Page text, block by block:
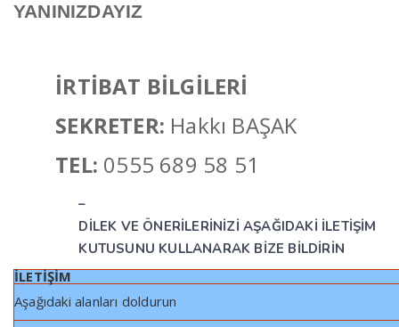
YANINIZDAYIZ
İRTİBAT BİLGİLERİ
SEKRETER: Hakkı BAŞAK
TEL: 0555 689 58 51
–
DİLEK VE ÖNERİLERİNİZİ AŞAĞIDAKİ İLETİŞİM
KUTUSUNU KULLANARAK BİZE BİLDİRİN
İLETİŞİM
Aşağıdaki alanları doldurun